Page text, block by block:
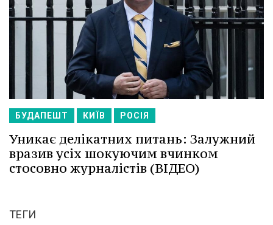
БУДАПЕШТ КИЇВ РОСІЯ
Уникає делікатних питань: Залужний
вразив усіх шокуючим вчинком
стосовно журналістів (ВІДЕО)
ТЕГИ